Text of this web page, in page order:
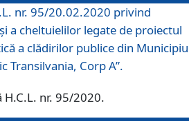
nr. 95/20.02.2020 privind
a cheltuielilor legate de proiectul
a clădirilor publice din
Transilvania, Corp A”.
H.C.L. nr. 95/2020.